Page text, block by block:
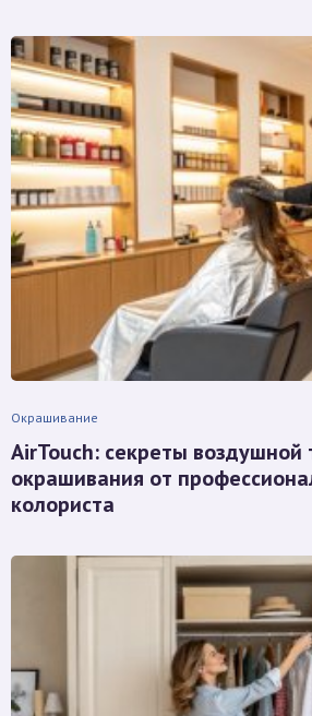
Окрашивание
AirTouch: секреты воздушной
окрашивания от
колориста